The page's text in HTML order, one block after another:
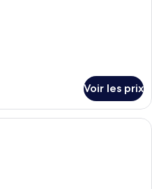
Voir les prix
Un lit recouvert d’une courtepointe